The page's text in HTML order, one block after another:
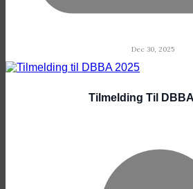
Dec 30, 2025
Tilmelding Til